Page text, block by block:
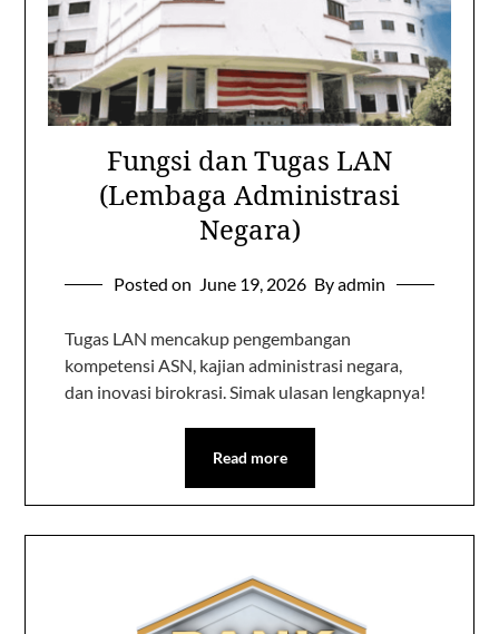
Fungsi dan Tugas LAN
(Lembaga Administrasi
Negara)
Posted on June 19, 2026 By admin
Tugas LAN mencakup pengembangan
kompetensi ASN, kajian administrasi negara,
dan inovasi birokrasi. Simak ulasan lengkapnya!
Read more